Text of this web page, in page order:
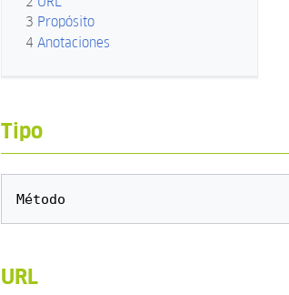
3 Propósito
4 Anotaciones
Tipo
URL